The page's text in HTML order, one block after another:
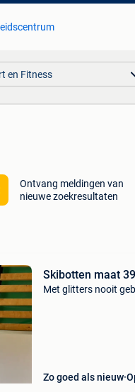
en Fitness
Ontvang meldingen van
nieuwe zoekresultaten
Skibotten maat 39
Met glitters nooit
Zo goed als nieuw